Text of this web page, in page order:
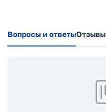
Вопросы и ответыОтзывы